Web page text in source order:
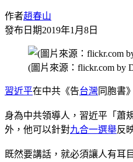
作者趙春山
發布日期2019年1月8日
(圖片來源：flickr.com by
習近平在中共《告台灣 同胞書
身為中共領導人，習近平「蕭
外，他可以針對九合一選舉反
既然要講話，就必須讓人有耳